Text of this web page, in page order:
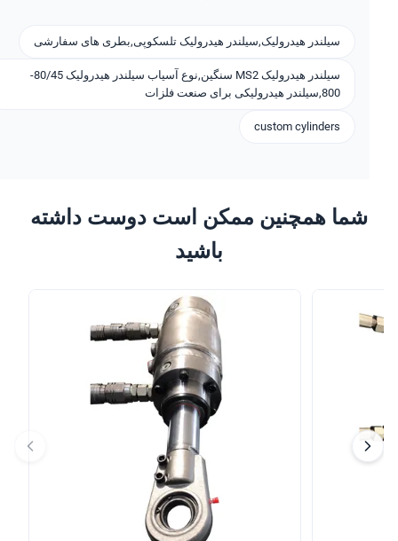
سیلندر هیدرولیک,سیلندر هیدرولیک تلسکوپی,بطری های سفارشی
سیلندر هیدرولیک MS2 سنگین,نوع آسیاب سیلندر هیدرولیک 80/45-
custom cylinders
شما همچنین ممکن است دوست داشته
باشید